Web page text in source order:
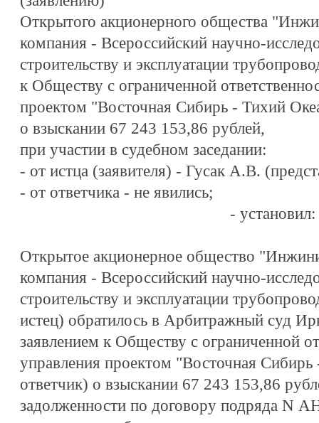
Открытого акционерного общества
компания - Всероссийский научно-
строительству и эксплуатации
к Обществу с ограниченной
проектом "Восточная Сибирь - Тихий
о взыскании 67 243 153,86 рублей,
при участии в судебном заседании:
- от истца (заявителя) - Гусак А.В.
- от ответчика - не явились;
- установил:
Открытое акционерное общество
компания - Всероссийский научно-
строительству и эксплуатации
истец) обратилось в Арбитражный суд
заявлением к Обществу с ограниченной
управления проектом "Восточная
ответчик) о взыскании 67 243 153,86
задолженности по договору подряда N